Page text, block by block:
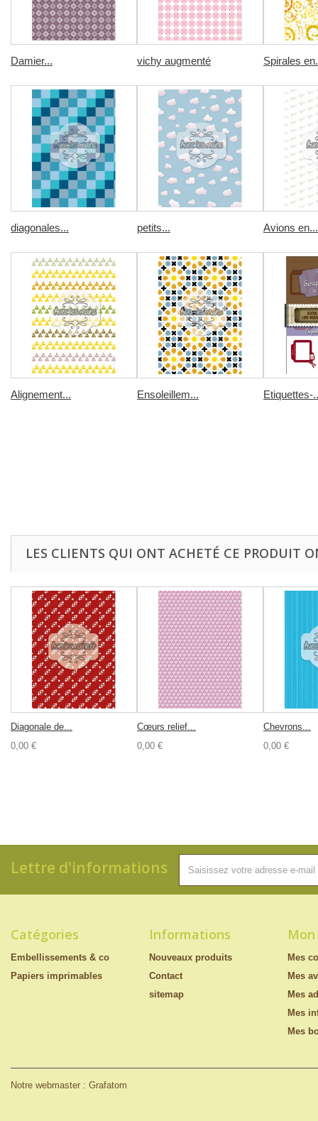
Damier... vichy augmenté Spirales
diagonales... petits... Avions en...
Alignement... Ensoleillem... Etiquettes-
LES CLIENTS QUI ONT ACHETÉ CE PRODUIT
Diagonale de...
0,00 €
Cœurs relief...
0,00 €
Chevrons...
0,00 €
Lettre d'informations
Catégories
Embellissements & co
Papiers imprimables
Informations
Nouveaux produits
Contact
sitemap
Notre webmaster : Grafatom
Mes
Mes
Mes
Mes
Mes